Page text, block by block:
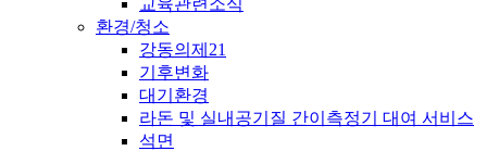
교육관련소식
환경/청소
강동의제21
기후변화
대기환경
라돈 및 실내공기질 간이측정기 대여 서비스
석면